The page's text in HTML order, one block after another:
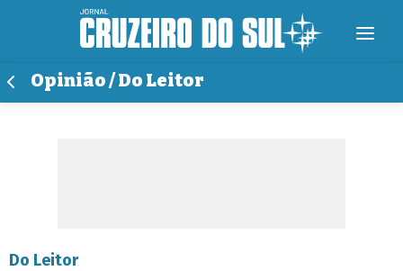
Opinião / Do Leitor
Do Leitor